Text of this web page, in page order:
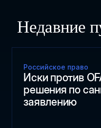
Недавние
Российское право
Иски против
решения по
заявлению